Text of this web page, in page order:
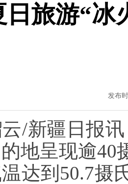
日旅游“冰
发布
疆日报讯
地呈现逾
达到50.7摄